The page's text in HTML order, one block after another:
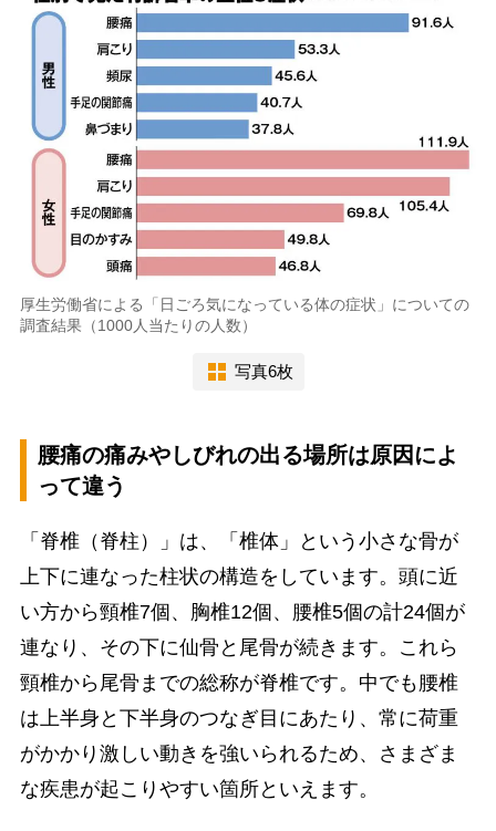
厚生労働省による「日ごろ気になっている体の症状」についての
調査結果（1000人当たりの人数）
写真6枚
腰痛の痛みやしびれの出る場所は原因によ
って違う
「脊椎（脊柱）」は、「椎体」という小さな骨が
上下に連なった柱状の構造をしています。頭に近
い方から頸椎7個、胸椎12個、腰椎5個の計24個が
連なり、その下に仙骨と尾骨が続きます。これら
頸椎から尾骨までの総称が脊椎です。中でも腰椎
は上半身と下半身のつなぎ目にあたり、常に荷重
がかかり激しい動きを強いられるため、さまざま
な疾患が起こりやすい箇所といえます。